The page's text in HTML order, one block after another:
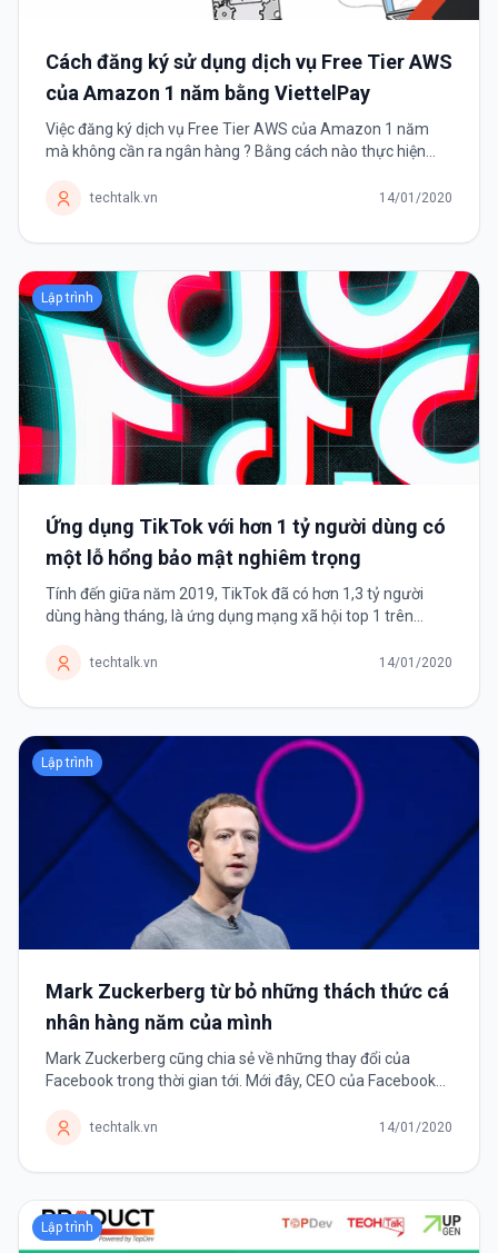
Cách đăng ký sử dụng dịch vụ Free Tier AWS
của Amazon 1 năm bằng ViettelPay
Việc đăng ký dịch vụ Free Tier AWS của Amazon 1 năm
mà không cần ra ngân hàng ? Bằng cách nào thực hiện
(Amazon Web Services) là sản phẩm...
techtalk.vn 14/01/2020
Lập trình
Ứng dụng TikTok với hơn 1 tỷ người dùng có
một lỗ hổng bảo mật nghiêm trọng
Tính đến giữa năm 2019, TikTok đã có hơn 1,3 tỷ người
dùng hàng tháng, là ứng dụng mạng xã hội top 1 trên
chia sẻ những video ngắn,...
techtalk.vn 14/01/2020
Lập trình
Mark Zuckerberg từ bỏ những thách thức cá
nhân hàng năm của mình
Mark Zuckerberg cũng chia sẻ về những thay đổi của
Facebook trong thời gian tới. Mới đây, CEO của Facebook
cho bản thân mình nữa. Thay...
techtalk.vn 14/01/2020
Lập trình